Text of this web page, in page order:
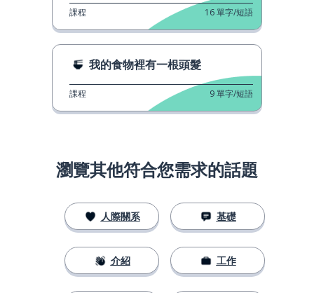
課程 16單字/短語
我的食物裡有一根頭髮
課程 9單字/短語
瀏覽其他符合您需求的話題
人際關系
介紹
基礎
工作